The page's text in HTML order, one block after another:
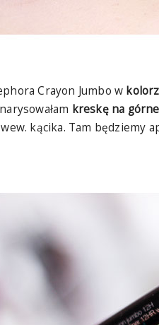
Crayon Jumbo w
kreskę na
kącika. Tam będziemy